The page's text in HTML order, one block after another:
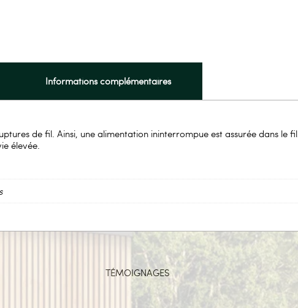
Informations complémentaires
de fil. Ainsi, une alimentation ininterrompue est assurée dans le fil.
élevée.
TÉMOIGNAGES